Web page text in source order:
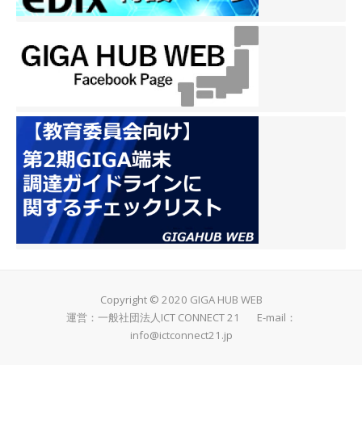
Copyright © 2020 GIGA HUB WEB
運営：一般社団法人ICT CONNECT 21 E-mail：
info@ictconnect21.jp